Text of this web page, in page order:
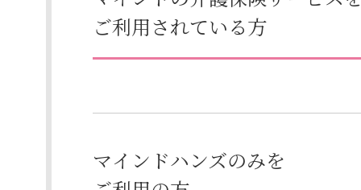
ご利用されている方
マインドハンズのみを